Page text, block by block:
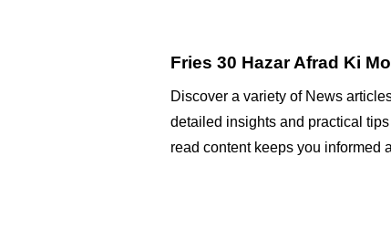
Fries 30 Hazar Afrad Ki
Discover a variety of News
detailed insights and practical
read content keeps you informed